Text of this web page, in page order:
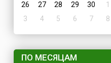
26
27 28 29 30 1
3
4 5 6 7 8
ПО МЕСЯЦАМ